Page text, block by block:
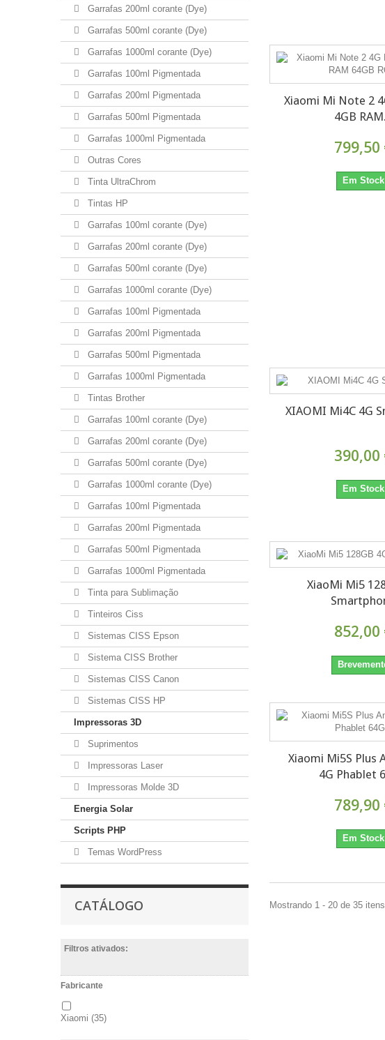
Garrafas 200ml corante (Dye)
Garrafas 500ml corante (Dye)
Garrafas 1000ml corante (Dye)
Garrafas 100ml Pigmentada
Garrafas 200ml Pigmentada
Garrafas 500ml Pigmentada
Garrafas 1000ml Pigmentada
Outras Cores
Tinta UltraChrom
Tintas HP
Garrafas 100ml corante (Dye)
Garrafas 200ml corante (Dye)
Garrafas 500ml corante (Dye)
Garrafas 1000ml corante (Dye)
Garrafas 100ml Pigmentada
Garrafas 200ml Pigmentada
Garrafas 500ml Pigmentada
Garrafas 1000ml Pigmentada
Tintas Brother
Garrafas 100ml corante (Dye)
Garrafas 200ml corante (Dye)
Garrafas 500ml corante (Dye)
Garrafas 1000ml corante (Dye)
Garrafas 100ml Pigmentada
Garrafas 200ml Pigmentada
Garrafas 500ml Pigmentada
Garrafas 1000ml Pigmentada
Tinta para Sublimação
Tinteiros Ciss
Sistemas CISS Epson
Sistema CISS Brother
Sistemas CISS Canon
Sistemas CISS HP
Impressoras 3D
Suprimentos
Impressoras Laser
Impressoras Molde 3D
Energia Solar
Scripts PHP
Temas WordPress
CATÁLOGO
Filtros ativados:
Fabricante
Xiaomi (35)
Xiaomi Mi Note 2
4GB
799,50
Em Stock
XIAOMI Mi4C 4G
390,00
Em Stock
XiaoMi Mi5
852,00
Xiaomi Mi5S Plus
4G Phablet
789,90
Em Stock
Mostrando 1 - 20 de 35 itens